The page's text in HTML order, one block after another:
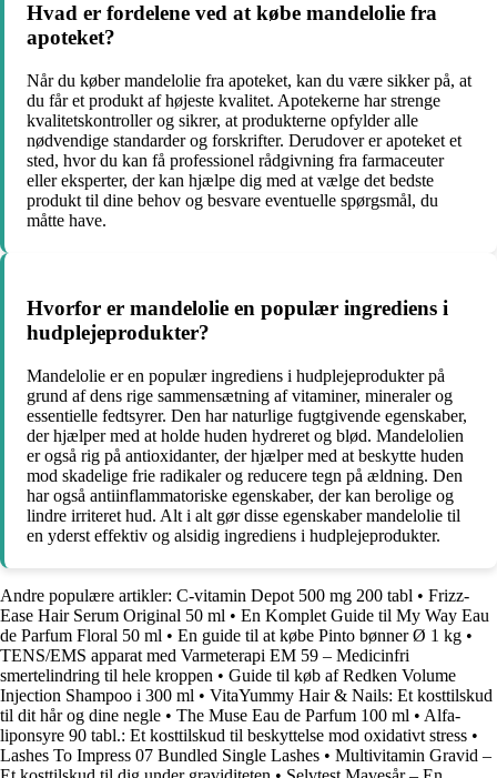
Hvad er fordelene ved at købe mandelolie fra
apoteket?
Når du køber mandelolie fra apoteket, kan du være sikker på, at
du får et produkt af højeste kvalitet. Apotekerne har strenge
kvalitetskontroller og sikrer, at produkterne opfylder alle
nødvendige standarder og forskrifter. Derudover er apoteket et
sted, hvor du kan få professionel rådgivning fra farmaceuter
eller eksperter, der kan hjælpe dig med at vælge det bedste
produkt til dine behov og besvare eventuelle spørgsmål, du
måtte have.
Hvorfor er mandelolie en populær ingrediens i
hudplejeprodukter?
Mandelolie er en populær ingrediens i hudplejeprodukter på
grund af dens rige sammensætning af vitaminer, mineraler og
essentielle fedtsyrer. Den har naturlige fugtgivende egenskaber,
der hjælper med at holde huden hydreret og blød. Mandelolien
er også rig på antioxidanter, der hjælper med at beskytte huden
mod skadelige frie radikaler og reducere tegn på ældning. Den
har også antiinflammatoriske egenskaber, der kan berolige og
lindre irriteret hud. Alt i alt gør disse egenskaber mandelolie til
en yderst effektiv og alsidig ingrediens i hudplejeprodukter.
Andre populære artikler: C-vitamin Depot 500 mg 200 tabl • Frizz-
Ease Hair Serum Original 50 ml • En Komplet Guide til My Way Eau
de Parfum Floral 50 ml • En guide til at købe Pinto bønner Ø 1 kg •
TENS/EMS apparat med Varmeterapi EM 59 – Medicinfri
smertelindring til hele kroppen • Guide til køb af Redken Volume
Injection Shampoo i 300 ml • VitaYummy Hair & Nails: Et kosttilskud
til dit hår og dine negle • The Muse Eau de Parfum 100 ml • Alfa-
liponsyre 90 tabl.: Et kosttilskud til beskyttelse mod oxidativt stress •
Lashes To Impress 07 Bundled Single Lashes • Multivitamin Gravid –